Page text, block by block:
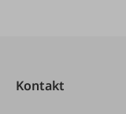
Kontakt